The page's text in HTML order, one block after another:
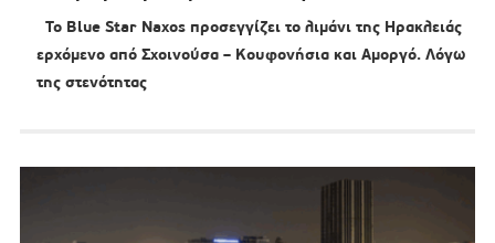
Το Blue Star Naxos προσεγγίζει το λιμάνι της Ηρακλειάς
ερχόμενο από Σχοινούσα – Κουφονήσια και Αμοργό. Λόγω
της στενότητας